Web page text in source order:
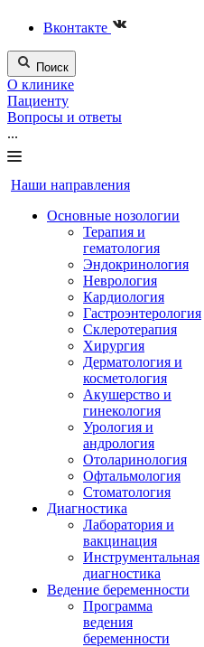
Вконтакте
Поиск
О клинике
Пациенту
Вопросы и ответы
...
Наши направления
Основные нозологии
Терапия и
гематология
Эндокринология
Неврология
Кардиология
Гастроэнтерология
Склеротерапия
Хирургия
Дерматология и
косметология
Акушерство и
гинекология
Урология и
андрология
Отоларинология
Офтальмология
Стоматология
Диагностика
Лаборатория и
вакцинация
Инструментальная
диагностика
Ведение беременности
Программа
ведения
беременности